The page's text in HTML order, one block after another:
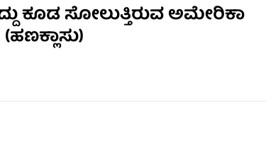
ಕೂಡ ಸೋಲುತ್ತಿರುವ ಅಮೇರಿಕಾ